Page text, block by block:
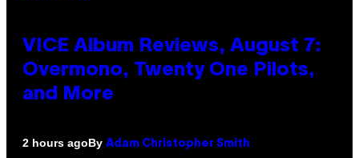
VICE Album Reviews, August 7:
Overmono, Twenty One Pilots,
and More
2 hours agoBy Adam Christopher Smith